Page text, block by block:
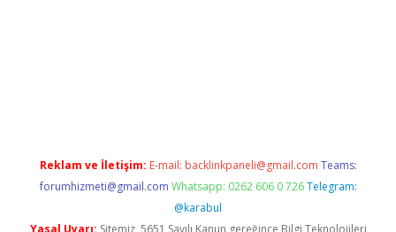
Reklam ve İletişim: E-mail: backlinkpaneli@gmail.com Teams:
forumhizmeti@gmail.com Whatsapp: 0262 606 0 726 Telegram:
@karabul
Yasal Uyarı: Sitemiz, 5651 Sayılı Kanun gereğince Bilgi Teknolojileri